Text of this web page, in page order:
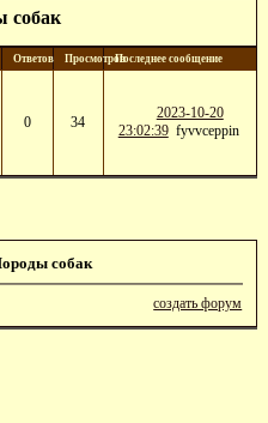
собак
Ответов ПросмотровПоследнее сообщение
0 34
2023-10-20
23:02:39 fyvvceppin
собак
создать форум